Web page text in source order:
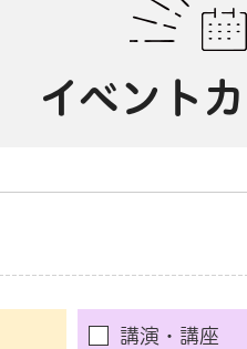
イベント
講演・講座